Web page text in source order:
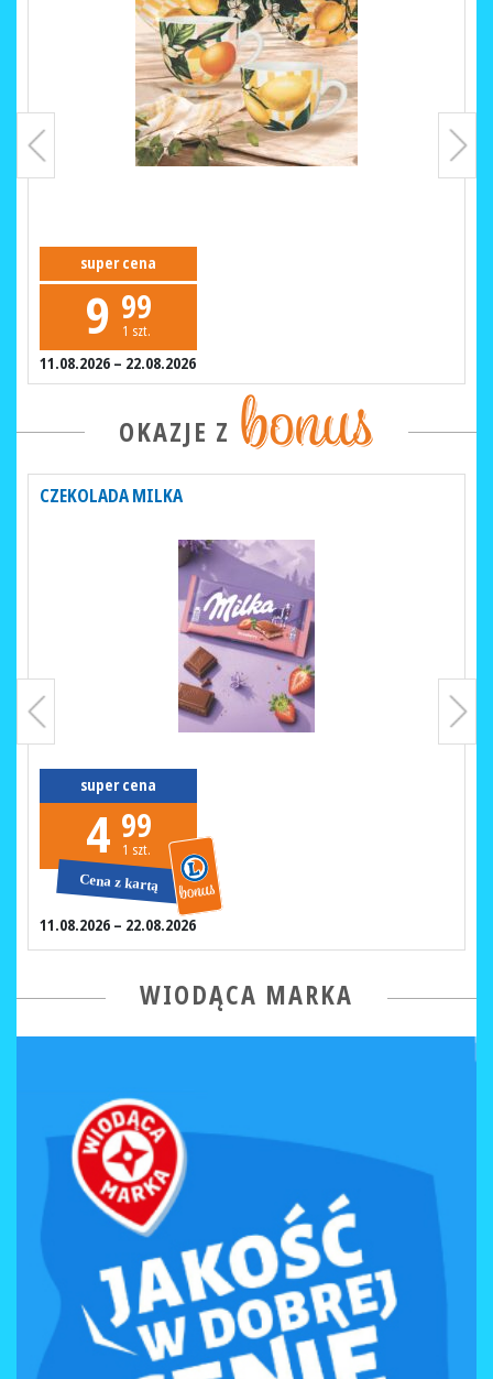
super cena
9 99
1 szt.
11.08.2026 – 22.08.2026
OKAZJE Z
CZEKOLADA MILKA
super cena
4 99
1 szt.
11.08.2026 – 22.08.2026
WIODĄCA MARKA